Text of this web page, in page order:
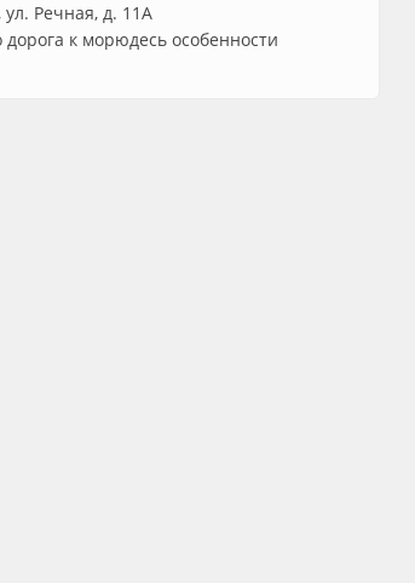
Речная, д. 11А
к морюдесь особенности